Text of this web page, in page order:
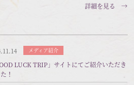
詳細を見る →
メディア紹介
LUCK TRIP」サイトにてご紹介いただき
た！